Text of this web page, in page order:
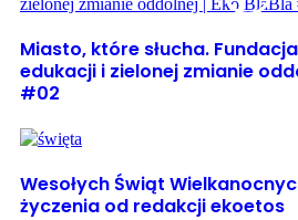
Miasto, które słucha.
edukacji i zielonej zmianie
#02
Wesołych Świąt
życzenia od redakcji ekoetos